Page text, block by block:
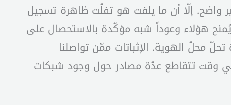
واضح. إلّا أن ما يلفت هو تفلّت ظاهرة تسجيل
هؤلاء وعوداً شبه مؤكّدة بالاستحصال على
محلّ الهوية. الإثباتات ممّن تواصلنا
وقت تتقاطع عدّة مصادر حول وجود شبكات